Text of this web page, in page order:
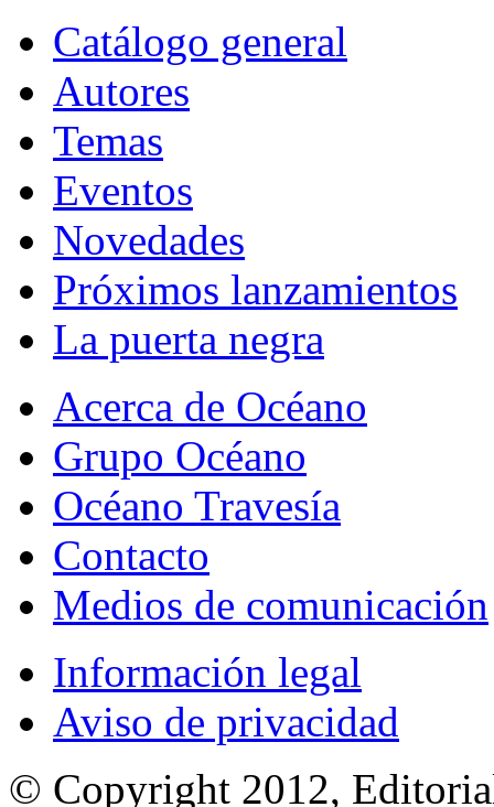
Catálogo general
Autores
Temas
Eventos
Novedades
Próximos lanzamientos
La puerta negra
Acerca de Océano
Grupo Océano
Océano Travesía
Contacto
Medios de comunicación
Información legal
Aviso de privacidad
© Copyright 2012,